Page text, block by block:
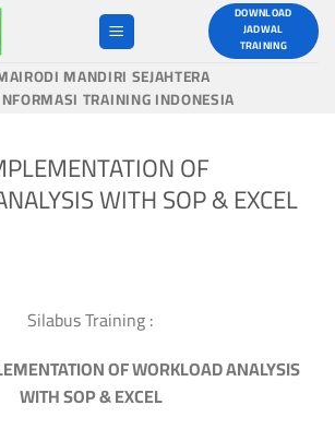
DOWNLOAD
JADWAL
TRAINING
MANDIRI SEJAHTERA
TRAINING INDONESIA
OF
WITH SOP & EXCEL
Silabus Training :
OF WORKLOAD ANALYSIS
WITH SOP & EXCEL